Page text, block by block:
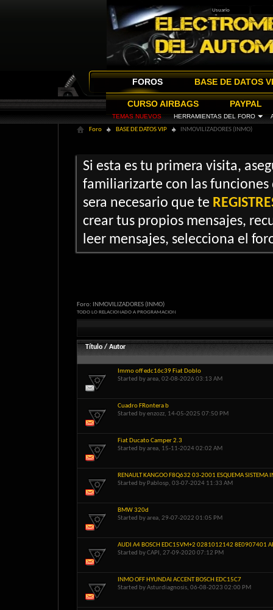
FOROS
TEMAS NUEVOS HERRAMIENTAS DEL FORO
BASE DE DATOS
CURSO AIRBAGS PAYPAL
Foro BASE DE DATOS VIP INMOVILIZADORES (INMO)
Si esta es tu primera visita,
familiarizarte con las funciones
sera necesario que te
crear tus propios mensajes,
leer mensajes, selecciona el
Foro: INMOVILIZADORES (INMO)
TODO LO RELACIONADO A PROGRAMACION
Título / Autor
Immo off edc16c39 Fiat Doblo
Started byarea, 02-08-2026 03:13 AM
Cuadro FRontera b
Started byenzozz, 14-05-2025 07:50 PM
Fiat Ducato Camper 2.3
Started byarea, 15-11-2024 02:02 AM
RENAULT KANGOO F8Q632 03-2001 ESQUEMA SISTEMA
Started by Pablosp, 03-07-2024 11:33 AM
BMW 320d
Started byarea, 29-07-2022 01:05 PM
AUDI A4 BOSCH EDC15VM+2 0281012142 8E0907401
Started byCAPI , 27-09-2020 07:12 PM
INMO OFF HYUNDAI ACCENT BOSCH EDC15C7
Started byAsturdiagnosis, 06-08-2023 02:00 PM